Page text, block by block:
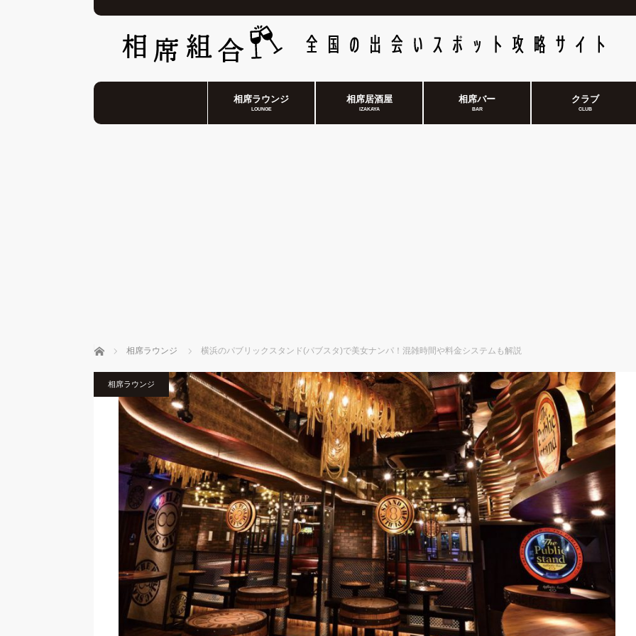
相席ラウンジ
LOUNGE
相席居酒屋
IZAKAYA
相席バー
BAR
クラブ
CLUB
ホーム 相席ラウンジ 横浜のパブリックスタンド(パブスタ)で美女ナンパ！混雑時間や料金システムも解説
相席ラウンジ